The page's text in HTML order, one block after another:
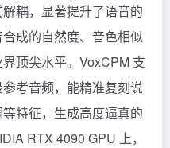
耦，显著提升了语音的
成的自然度、音色相似
顶尖水平。VoxCPM 支
考音频，能精准复刻说
特征，生成高度逼真的
RTX 4090 GPU 上，